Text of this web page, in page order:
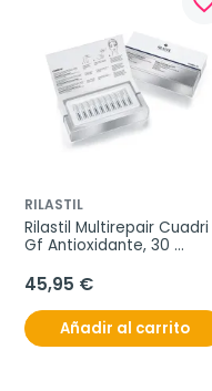
RILASTIL
Rilastil Multirepair Cuadri
Gf Antioxidante, 30
45,95 €
Añadir al carrito